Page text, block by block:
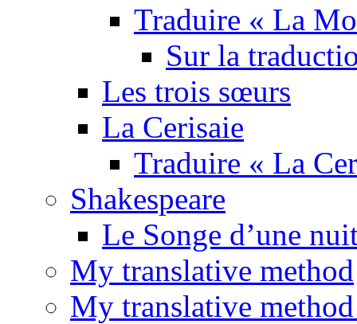
Traduire « La
Sur la
Les trois sœurs
La Cerisaie
Traduire « La
Shakespeare
Le Songe d’une
My translative method
My translative